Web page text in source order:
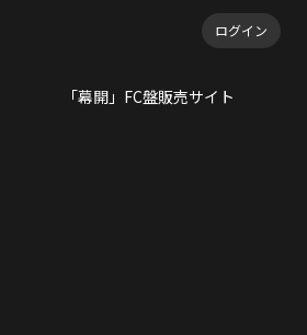
ログイン
「幕開」FC盤販売サイト